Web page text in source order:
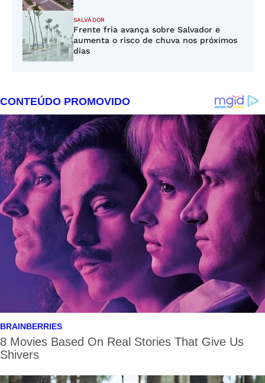
SALVADOR
Frente fria avança sobre Salvador e
aumenta o risco de chuva nos próximos
dias